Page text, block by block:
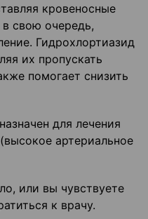
кровеносные
в свою очередь,
Гидрохлортиазид
их пропускать
помогает снизить
для лечения
артериальное
или вы чувствуете
к врачу.